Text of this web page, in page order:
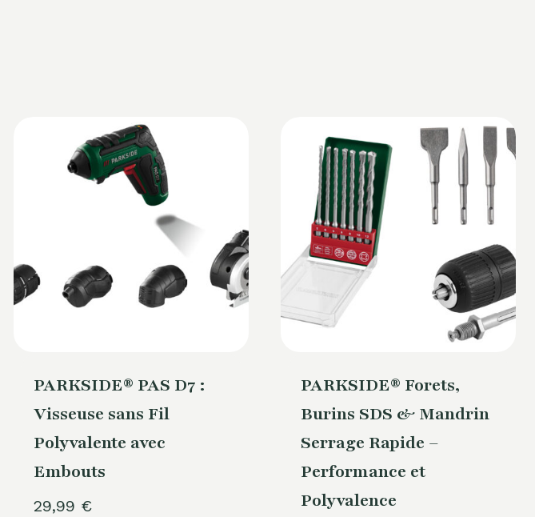
PARKSIDE® PAS D7 :
Visseuse sans Fil
Polyvalente avec
Embouts
29,99 €
PARKSIDE® Forets,
Burins SDS & Mandrin
Serrage Rapide –
Performance et
Polyvalence